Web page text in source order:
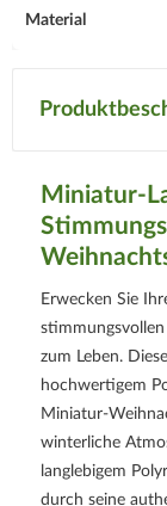
Material
Miniatur-
Erwecken Sie
zum Leben.
hochwertigem
Miniatur-
winterliche
langlebigem
durch seine